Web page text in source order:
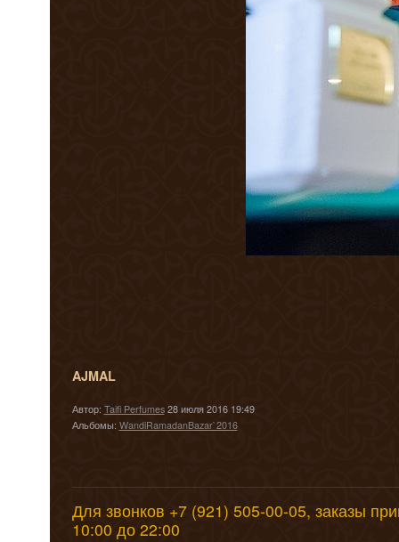
AJMAL
Автор: Taifi Perfumes28 июля 2016 19:49
Альбомы: WandiRamadanBazar`2016
Для звонков +7 (921) 505-00-05, заказы
10:00 до 22:00